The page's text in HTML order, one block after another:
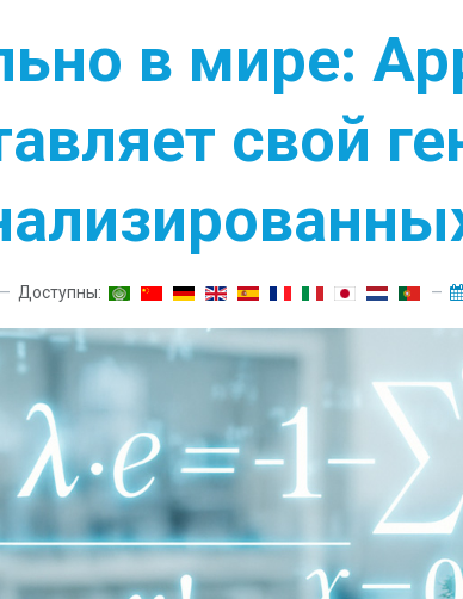
в мире:
свой
Доступны: